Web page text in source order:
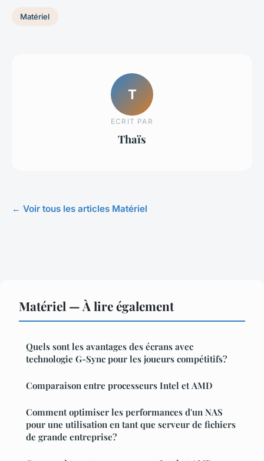
Matériel
T
ECRIT PAR
Thaïs
← Voir tous les articles Matériel
Matériel — À lire également
Quels sont les avantages des écrans avec
technologie G-Sync pour les joueurs compétitifs?
Comparaison entre processeurs Intel et AMD
Comment optimiser les performances d'un NAS
pour une utilisation en tant que serveur de fichiers
de grande entreprise?